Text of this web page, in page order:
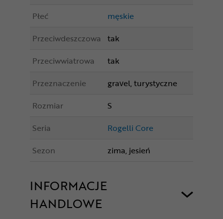
Płeć
męskie
Przeciwdeszczowa
tak
Przeciwwiatrowa
tak
Przeznaczenie
gravel, turystyczne
Rozmiar
S
Seria
Rogelli Core
Sezon
zima, jesień
INFORMACJE
HANDLOWE